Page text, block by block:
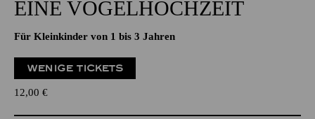
EINE VOGELHOCHZEIT
Für Kleinkinder von 1 bis 3 Jahren
WENIGE TICKETS
12,00 €